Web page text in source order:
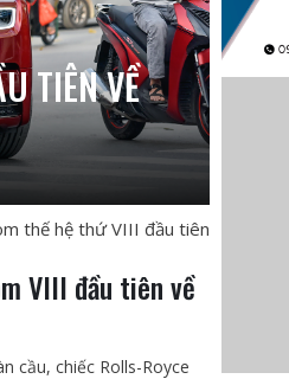
TIÊN VỀ
thế hệ thứ VIII đầu tiên
VIII đầu tiên về
cầu, chiếc Rolls-Royce